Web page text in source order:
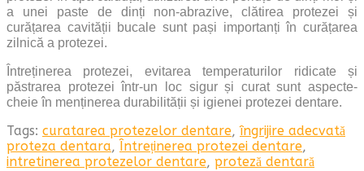
a unei paste de dinți non-abrazive, clătirea protezei și
curățarea cavității bucale sunt pași importanți în curățarea
zilnică a protezei.
Întreținerea protezei, evitarea temperaturilor ridicate și
păstrarea protezei într-un loc sigur și curat sunt aspecte-
cheie în menținerea durabilității și igienei protezei dentare.
Tags: curatarea protezelor dentare,îngrijire adecvată
proteza dentara, Întreținerea protezei dentare,
intretinerea protezelor dentare, proteză dentară